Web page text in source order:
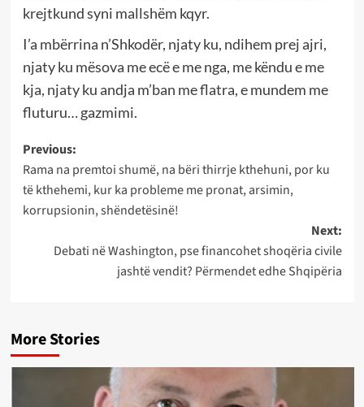
krejtkund syni mallshëm kqyr.
I’a mbërrina n’Shkodër, njaty ku, ndihem prej ajri,
njaty ku mësova me ecë e me nga, me këndu e me
kja, njaty ku andja m’ban me flatra, e mundem me
fluturu… gazmimi.
Post
navigation
Previous:
Rama na premtoi shumë, na bëri thirrje kthehuni, por ku
të kthehemi, kur ka probleme me pronat, arsimin,
korrupsionin, shëndetësinë!
Next:
Debati në Washington, pse financohet shoqëria civile
jashtë vendit? Përmendet edhe Shqipëria
More Stories